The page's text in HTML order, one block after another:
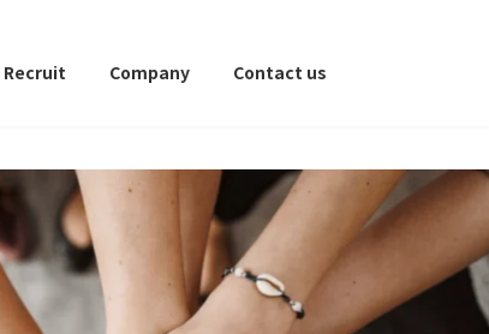
Recruit Company Contact us